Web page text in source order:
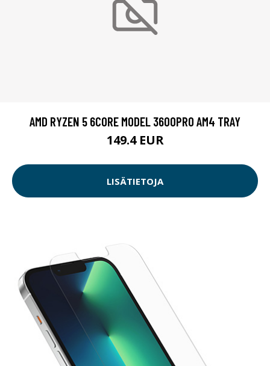
AMD RYZEN 5 6CORE MODEL 3600PRO AM4 TRAY
149.4 EUR
LISÄTIETOJA